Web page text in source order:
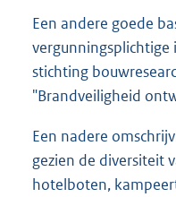
Een andere goede
stichting
"Brandveiligheid
Een nadere
gezien de diversiteit
hotelboten,